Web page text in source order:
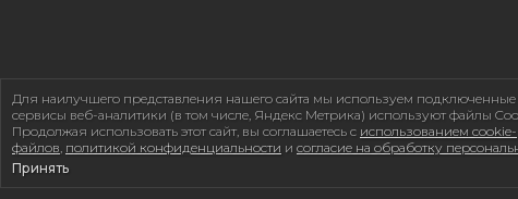
Для наилучшего представления нашего сайта мы используем подключенные
сервисы веб-аналитики (в том числе, Яндекс Метрика) используют файлы
Продолжая использовать этот сайт, вы соглашаетесь с использованием cookie-
файлов, политикой конфиденциальности и согласие на обработку
Принять